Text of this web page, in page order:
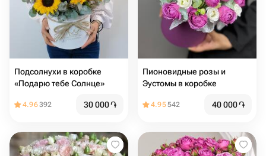
Подсолнухи в коробке
«Подарю тебе Солнце»
4.96392 30 000֏
Пионовидные розы и
Эустомы в коробке
4.95542 40 000֏